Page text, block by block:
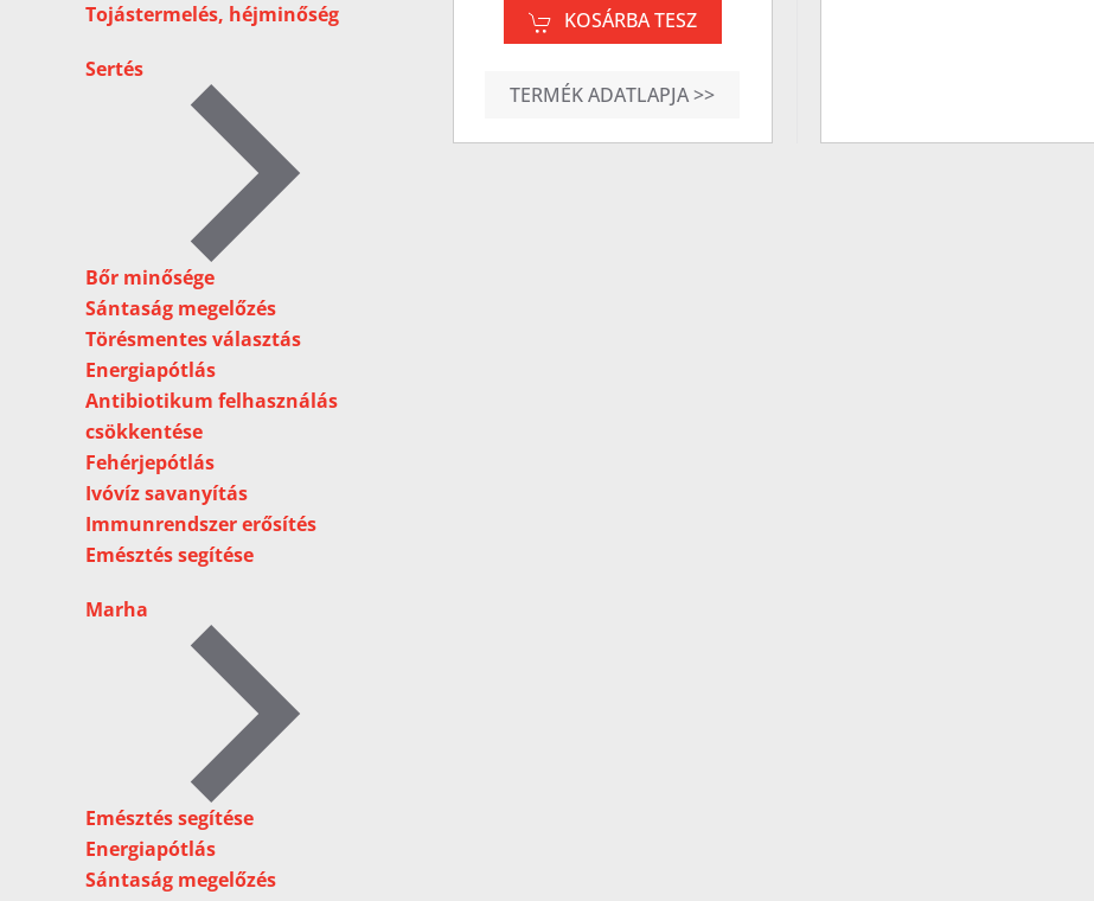
Tojástermelés, héjminőség
Sertés
Bőr minősége
Sántaság megelőzés
Törésmentes választás
Energiapótlás
Antibiotikum felhasználás
csökkentése
Fehérjepótlás
Ivóvíz savanyítás
Immunrendszer erősítés
Emésztés segítése
Marha
Emésztés segítése
Energiapótlás
Sántaság megelőzés
KOSÁRBA TESZ
TERMÉK ADATLAPJA >>